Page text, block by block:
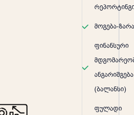
მოგება-
ფინანსური
ანგარიშგება
(ბალანსი)
ფულადი